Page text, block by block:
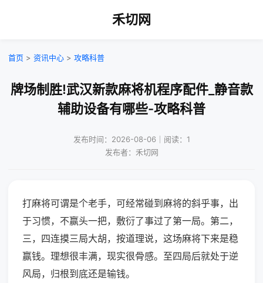
禾切网
首页 > 资讯中心 > 攻略科普
牌场制胜!武汉新款麻将机程序配件_静音款
辅助设备有哪些-攻略科普
发布时间：2026-08-06｜阅读：1
发布者：禾切网
打麻将可谓是个老手，可经常碰到麻将的斜乎事，出
于习惯，不赢头一把，敷衍了事过了第一局。第二，
三，四连摸三局大胡，按道理说，这场麻将下来是稳
赢钱。理想很丰满，现实很骨感。至四局后就处于逆
风局，归根到底还是输钱。